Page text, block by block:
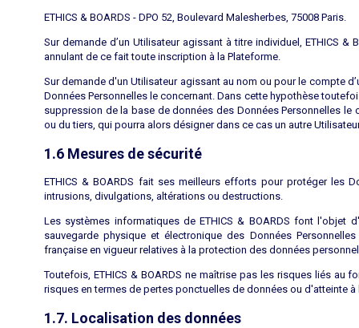
ETHICS & BOARDS - DPO 52, Boulevard Malesherbes, 75008 Paris.
Sur demande d’un Utilisateur agissant à titre individuel, ETHICS
annulant de ce fait toute inscription à la Plateforme.
Sur demande d'un Utilisateur agissant au nom ou pour le compte
Données Personnelles le concernant. Dans cette hypothèse
suppression de la base de données des Données Personnelles le
ou du tiers, qui pourra alors désigner dans ce cas un autre
1.6 Mesures de sécurité
ETHICS & BOARDS fait ses meilleurs efforts pour protéger les
intrusions, divulgations, altérations ou destructions.
Les systèmes informatiques de ETHICS & BOARDS font
sauvegarde physique et électronique des Données
française en vigueur relatives à la protection des données
Toutefois, ETHICS & BOARDS ne maîtrise pas les risques liés
risques en termes de pertes ponctuelles de données ou d'atteinte
1.7. Localisation des données